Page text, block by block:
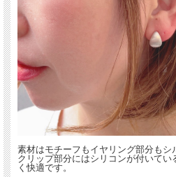
素材はモチーフもイヤリング部分もシ
クリップ部分にはシリコンが付いて
く快適です。